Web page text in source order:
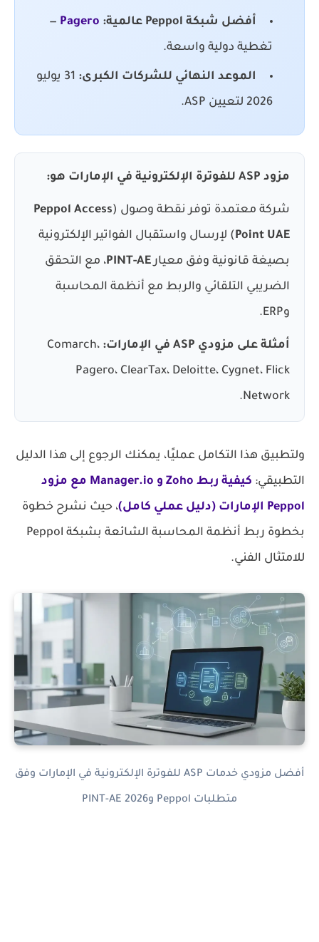
أفضل شبكة Peppol عالمية: Pagero
—
تغطية دولية واسعة.
الموعد النهائي للشركات الكبرى:
31 يوليو
2026 لتعيين ASP.
مزود ASP للفوترة الإلكترونية في الإمارات هو:
شركة معتمدة توفر نقطة وصول (Peppol Access
Point UAE) لإرسال واستقبال الفواتير الإلكترونية
بصيغة قانونية وفق معيارPINT-AE، مع التحقق
الضريبي التلقائي والربط مع أنظمة المحاسبة
وERP.
أمثلة على مزودي ASP في الإمارات:
Comarch،
Pagero، ClearTax، Deloitte، Cygnet، Flick
Network.
ولتطبيق هذا التكامل عمليًا، يمكنك الرجوع إلى هذا الدليل
التطبيقي: كيفية ربط Zoho و Manager.io مع
مزود
Peppol الإمارات
(دليل عملي كامل)، حيث نشرح خطوة
بخطوة ربط أنظمة المحاسبة الشائعة بشبكة Peppol
للامتثال الفني.
أفضل مزودي خدمات ASP للفوترة الإلكترونية في الإمارات وفق
متطلبات Peppol وPINT-AE 2026